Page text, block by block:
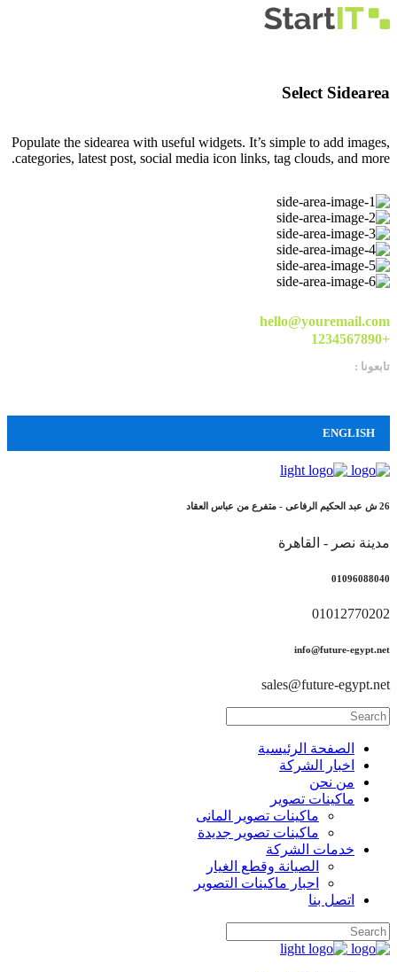
Select Sidearea
Populate the sidearea with useful widgets. It’s simple to add images,
categories, latest post, social media icon links, tag clouds, and more.
hello@youremail.com
+1234567890
تابعونا :
ENGLISH
26 ش عبد الحكيم الرفاعى - متفرع من عباس العقاد
مدينة نصر - القاهرة
01096088040
01012770202
info@future-egypt.net
sales@future-egypt.net
الصفحة الرئيسية
اخبار الشركة
من نحن
ماكينات تصوير
ماكينات تصوير المانى
ماكينات تصوير جديدة
خدمات الشركة
الصيانة وقطع الغيار
احبار ماكينات التصوير
اتصل بنا